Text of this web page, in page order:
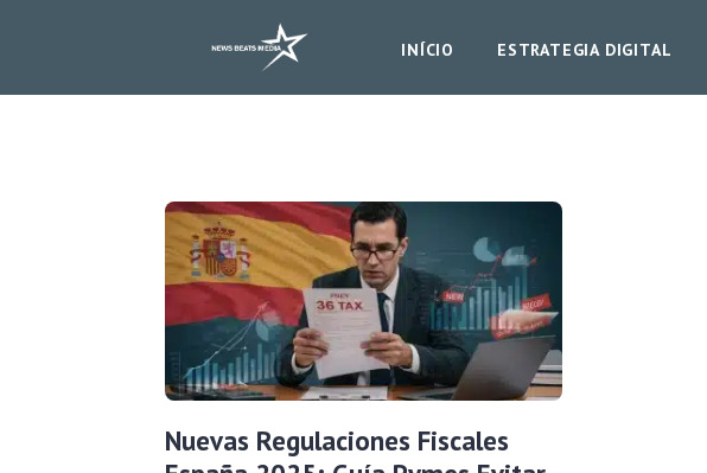
INÍCIO ESTRATEGIA DIGITAL
Nuevas Regulaciones Fiscales